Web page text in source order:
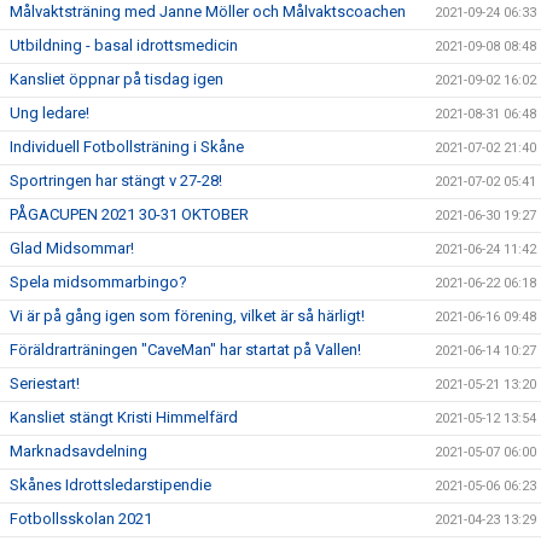
Målvaktsträning med Janne Möller och Målvaktscoachen 2021-09-24 06:33
Utbildning - basal idrottsmedicin 2021-09-08 08:48
Kansliet öppnar på tisdag igen 2021-09-02 16:02
Ung ledare! 2021-08-31 06:48
Individuell Fotbollsträning i Skåne 2021-07-02 21:40
Sportringen har stängt v 27-28! 2021-07-02 05:41
PÅGACUPEN 2021 30-31 OKTOBER 2021-06-30 19:27
Glad Midsommar! 2021-06-24 11:42
Spela midsommarbingo? 2021-06-22 06:18
Vi är på gång igen som förening, vilket är så härligt! 2021-06-16 09:48
Föräldrarträningen "CaveMan" har startat på Vallen! 2021-06-14 10:27
Seriestart! 2021-05-21 13:20
Kansliet stängt Kristi Himmelfärd 2021-05-12 13:54
Marknadsavdelning 2021-05-07 06:00
Skånes Idrottsledarstipendie 2021-05-06 06:23
Fotbollsskolan 2021 2021-04-23 13:29